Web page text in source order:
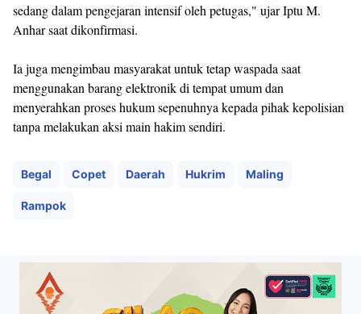
sedang dalam pengejaran intensif oleh petugas," ujar Iptu M.
Anhar saat dikonfirmasi.
Ia juga mengimbau masyarakat untuk tetap waspada saat
menggunakan barang elektronik di tempat umum dan
menyerahkan proses hukum sepenuhnya kepada pihak kepolisian
tanpa melakukan aksi main hakim sendiri.
Begal Copet Daerah Hukrim Maling
Rampok